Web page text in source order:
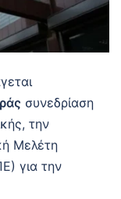
συνεδρίαση
την
Μελέτη
για την